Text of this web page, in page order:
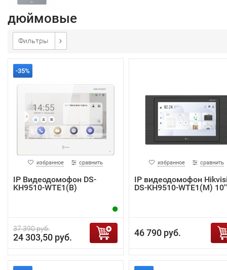
дюймовые
Фильтры
-35%
избранное сравнить
IP Видеодомофон DS-
KH9510-WTE1(B)
37 390 руб.
24 303,50 руб.
избранное сравнить
IP видеодомофон
DS-KH9510-WTE1(M) 10''
46 790 руб.